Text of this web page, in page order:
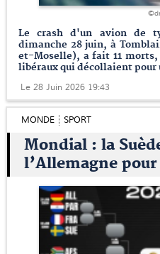
Le crash d'un avion de
dimanche 28 juin, à
et-Moselle), a fait 11
libéraux qui décollaient pour
Le 28 Juin 2026 19:43
MONDE SPORT
Mondial : la
l’Allemagne pour